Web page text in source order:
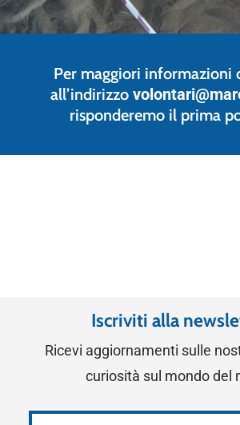
Per maggiori informazioni
all’indirizzo
risponderemo il prima
Iscriviti alla
Ricevi aggiornamenti sulle
curiosità sul mondo del